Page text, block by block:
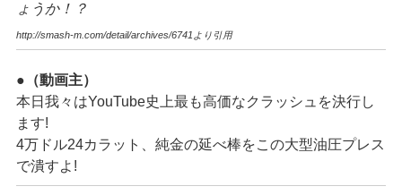
ょうか！？
http://smash-m.com/detail/archives/6741より引用
●（動画主）
本日我々はYouTube史上最も高価なクラッシュを決行し
ます!
4万ドル24カラット、純金の延べ棒をこの大型油圧プレス
で潰すよ!